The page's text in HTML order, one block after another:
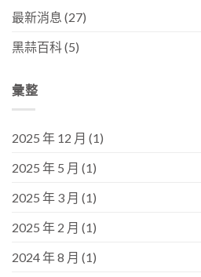
最新消息 (27)
黑蒜百科(5)
彙整
2025 年 12 月 (1)
2025 年 5 月 (1)
2025 年 3 月 (1)
2025 年 2 月 (1)
2024 年 8 月 (1)